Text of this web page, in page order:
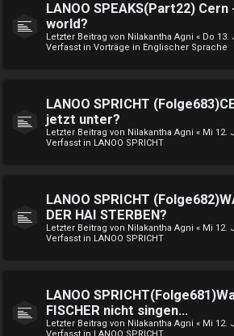
LANOO SPEAKS(Part22)
world?
Letzter Beitrag von Nilakantha Agni « Do 13.
Verfasst in Vorträge in Englischer Sprache
LANOO SPRICHT
jetzt unter?
Letzter Beitrag von Nilakantha Agni « Mi 12.
Verfasst in LANOO SPRICHT
LANOO SPRICHT
DER HAI STERBEN?
Letzter Beitrag von Nilakantha Agni « Mi 12.
Verfasst in LANOO SPRICHT
LANOO
FISCHER nicht singen...
Letzter Beitrag von Nilakantha Agni « Mi 12.